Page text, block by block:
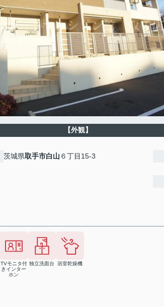
【外観】
茨城県取手市白山 ６丁目15-3
TVモニタ付
きインター
ホン
独立洗面台 浴室乾燥機